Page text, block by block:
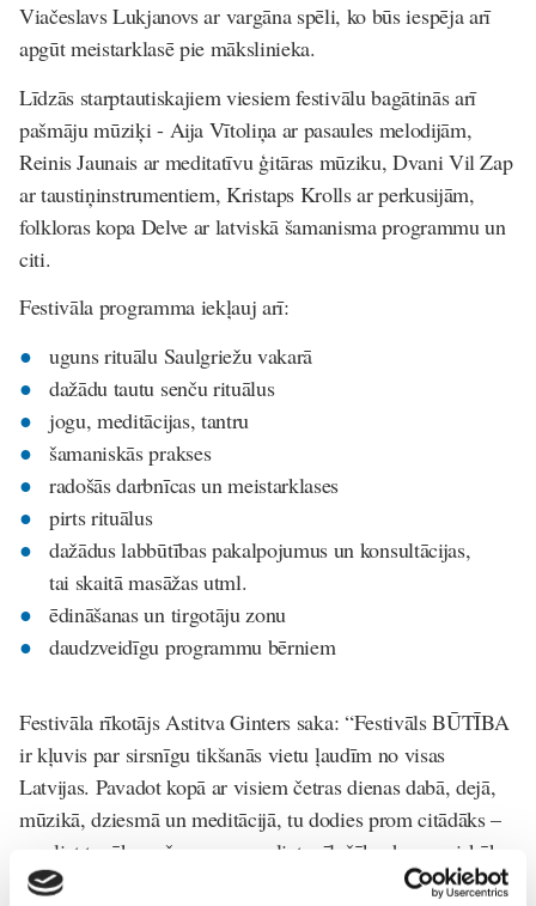
Viačeslavs Lukjanovsar vargāna spēli, ko būs iespēja arī
apgūt meistarklasē pie mākslinieka.
Līdzās starptautiskajiem viesiem festivālu bagātinās arī
pašmāju mūziķi - Aija Vītoliņaar pasaules melodijām,
Reinis Jaunaisar meditatīvu ģitāras mūziku,Dvani Vil Zap
ar taustiņinstrumentiem, Kristaps Krollsar perkusijām,
folkloras kopa Delvear latviskā šamanisma programmu un
citi.
Festivāla programma iekļauj arī:
uguns rituālu Saulgriežu vakarā
dažādu tautu senču rituālus
jogu, meditācijas, tantru
šamaniskās prakses
radošās darbnīcas un meistarklases
pirts rituālus
dažādus labbūtības pakalpojumus un konsultācijas,
tai skaitā masāžas utml.
ēdināšanas un tirgotāju zonu
daudzveidīgu programmu bērniem
Festivāla rīkotājs Astitva Ginters saka: “Festivāls BŪTĪBA
ir kļuvis par sirsnīgu tikšanās vietu ļaudīm no visas
Latvijas. Pavadot kopā ar visiem četras dienas dabā, dejā,
mūzikā, dziesmā un meditācijā, tu dodies prom citādāks –
mazliet tuvāks pašam sev, mazliet mīlošāks, harmoniskāks
un visā visumā skaistāks.”